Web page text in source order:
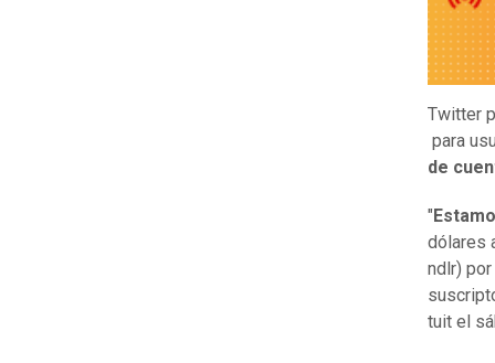
Twitter
para
de
"
dólares
ndlr)
tuit el